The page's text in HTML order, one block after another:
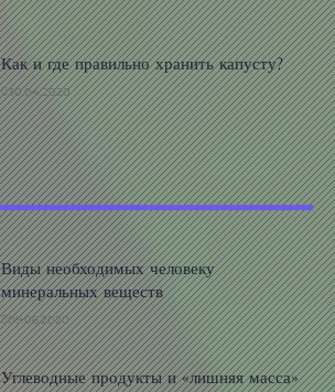
Как и где правильно хранить капусту?
30.04.2020
Виды необходимых человеку
минеральных веществ
09.06.2020
Углеводные продукты и «лишняя масса»